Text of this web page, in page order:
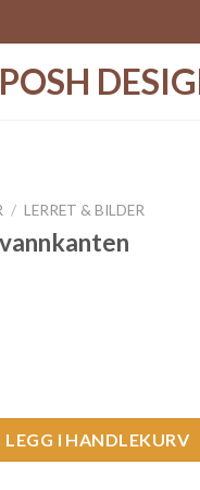
/ LERRET & BILDER
LEGG I HANDLEKURV